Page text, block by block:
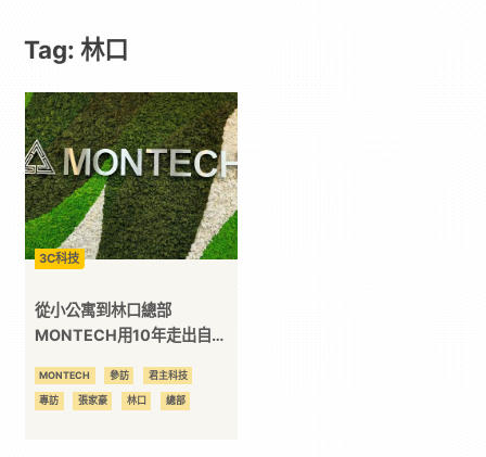
動
漫
二
次
元
｜
Tag: 林口
3C科技
從小公寓到林口總部
MONTECH用10年走出自己
MONTECH 參訪 君主科技
專訪 張家豪 林口 總部